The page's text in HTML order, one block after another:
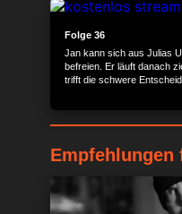
Folge 36
Jan kann sich aus Julias
befreien. Er läuft danach
trifft die schwere
Empfehlungen